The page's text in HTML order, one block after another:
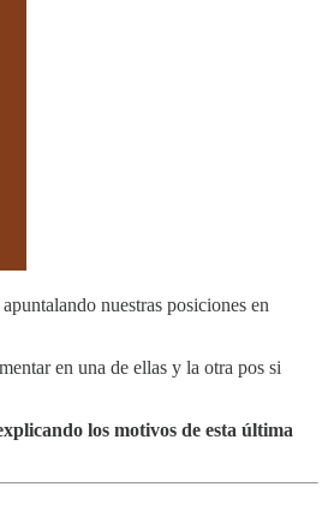
nuestras posiciones en
en una de ellas y la otra pos si
los motivos de esta última